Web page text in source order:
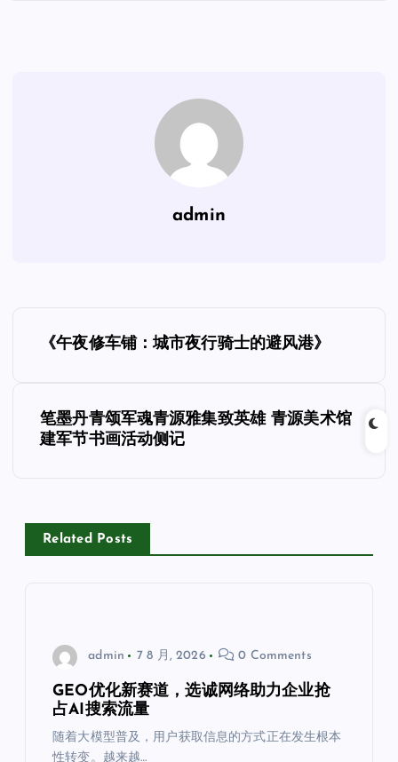
admin
导
航
《午夜修车铺：城市夜行骑士的避风港》
笔墨丹青颂军魂青源雅集致英雄 青源美术馆
建军节书画活动侧记
Related Posts
admin 7 8 月, 2026 0 Comments
GEO优化新赛道，选诚网络助力企业抢
占AI搜索流量
随着大模型普及，用户获取信息的方式正在发生根本
性转变。越来越…